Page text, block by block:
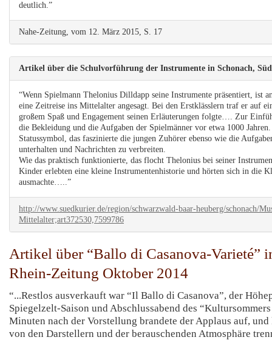
deutlich.”
Nahe-Zeitung, vom 12. März 2015, S. 17
Artikel über die Schulvorführung der Instrumente in Schonach,
“Wenn Spielmann Thelonius Dilldapp seine Instrumente präsentiert, ist
eine Zeitreise ins Mittelalter angesagt. Bei den Erstklässlern traf er auf
großem Spaß und Engagement seinen Erläuterungen folgte…. Zur
die Bekleidung und die Aufgaben der Spielmänner vor etwa 1000 Jahren.
Statussymbol, das faszinierte die jungen Zuhörer ebenso wie die
unterhalten und Nachrichten zu verbreiten.
Wie das praktisch funktionierte, das flocht Thelonius bei seiner
Kinder erlebten eine kleine Instrumentenhistorie und hörten sich in die
ausmachte…..”
http://www.suedkurier.de/region/schwarzwald-baar-heuberg/schonach/
Mittelalter;art372530,7599786
Artikel über “Ballo di Casanova-Varieté”
Rhein-Zeitung Oktober 2014
“...Restlos ausverkauft war “Il Ballo di Casanova”, der
Spiegelzelt-Saison und Abschlussabend des
Minuten nach der Vorstellung brandete der Applaus auf,
von den Darstellern und der berauschenden Atmosphäre